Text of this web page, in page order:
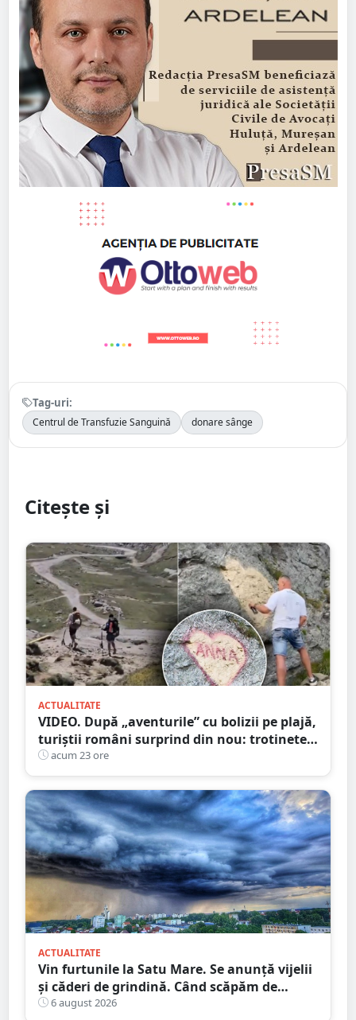
Tag-uri:
Centrul de Transfuzie Sanguină donare sânge
Citește și
ACTUALITATE
VIDEO. După „aventurile” cu bolizii pe plajă,
turiștii români surprind din nou: trotinete
pe Bucegi și declarații de dragoste pe stânci
acum 23 ore
ACTUALITATE
Vin furtunile la Satu Mare. Se anunță vijelii
și căderi de grindină. Când scăpăm de
caniculă
6 august 2026